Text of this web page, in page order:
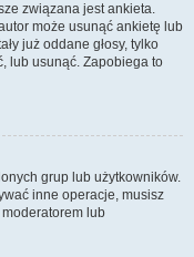
związana jest ankieta.
może usunąć ankietę lub
już oddane głosy, tylko
lub usunąć. Zapobiega to
grup lub użytkowników.
inne operacje, musisz
lub